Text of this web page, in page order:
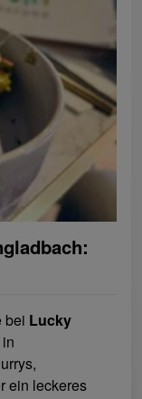
bei Lucky
ein leckeres